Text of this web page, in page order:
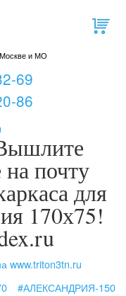
и МО
69
86
почту
для
170х75!
www.triton3tn.ru
#АЛЕКСАНДРИЯ-150